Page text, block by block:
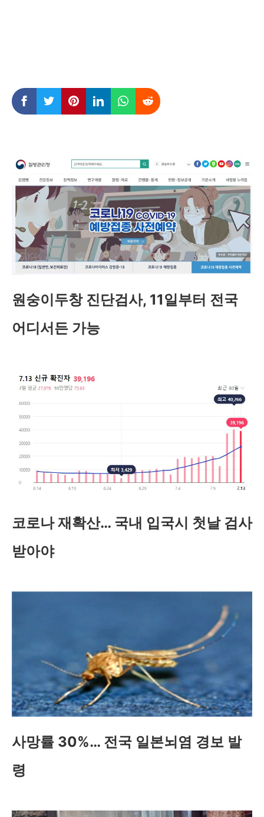
원숭이두창 진단검사, 11일부터 전국
어디서든 가능
코로나 재확산… 국내 입국시 첫날 검사
받아야
사망률 30%… 전국 일본뇌염 경보 발
령